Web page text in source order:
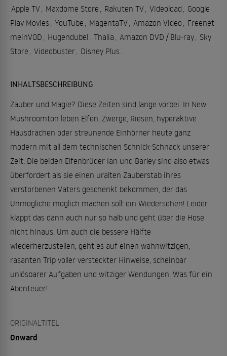
Apple TV Maxdome Store Rakuten TV Videoload
Google
Play Movies YouTube MagentaTV Amazon Video
Freenet
meinVOD
Hugendubel Thalia Amazon DVD / Blu-ray Sky
Store Videobuster Disney Plus
INHALTSBESCHREIBUNG
Zauber und Magie? Diese Zeiten sind lange vorbei. In New
Mushroomton leben Elfen, Zwerge, Riesen, hyperaktive
Hausdrachen oder streunende Einhörner heute ganz
modern mit all dem technischen Schnick-Schnack unserer
Zeit. Die beiden Elfenbrüder Ian und Barley sind also etwas
überfordert als sie einen uralten Zauberstab ihres
verstorbenen Vaters geschenkt bekommen, der das
Unmögliche möglich machen soll: ein Wiedersehen! Leider
klappt das dann auch nur so halb und geht über die Hose
nicht hinaus. Um auch die bessere Hälfte
wiederherzustellen, geht es auf einen wahnwitzigen,
rasanten Trip voller versteckter Hinweise, scheinbar
unlösbarer Aufgaben und witziger Wendungen. Was für ein
Abenteuer!
ORIGINALTITEL
Onward